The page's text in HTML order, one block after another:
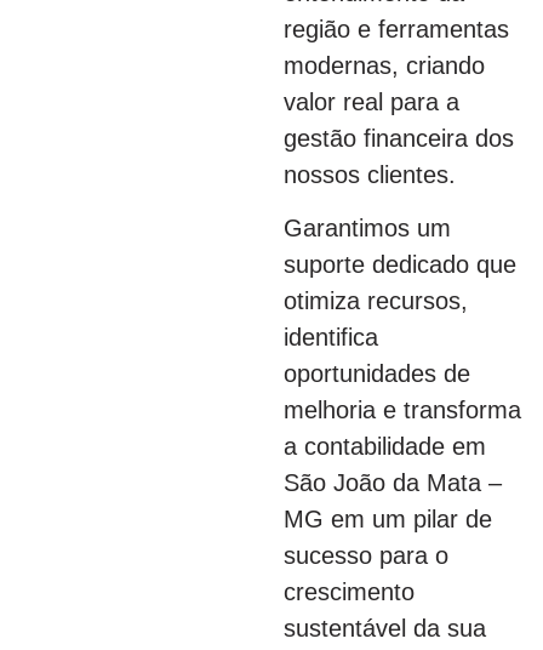
região e ferramentas
modernas, criando
valor real para a
gestão financeira dos
nossos clientes.
Garantimos um
suporte dedicado que
otimiza recursos,
identifica
oportunidades de
melhoria e transforma
a contabilidade em
São João da Mata –
MG em um pilar de
sucesso para o
crescimento
sustentável da sua